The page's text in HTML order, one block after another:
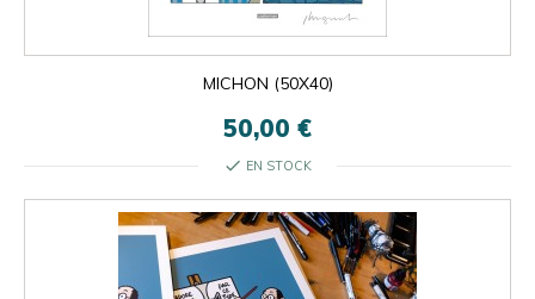
MICHON (50X40)
50,00 €
check EN STOCK